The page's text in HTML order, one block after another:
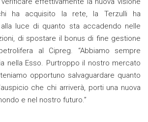
ha acquisito la rete, la Terzulli ha
luce di quanto sta accadendo nelle
di spostare il bonus di fine gestione
al Cipreg. “Abbiamo sempre
nella Esso. Purtroppo il nostro mercato
opportuno salvaguardare quanto
che chi arriverà, porti una nuova
e nel nostro futuro.”